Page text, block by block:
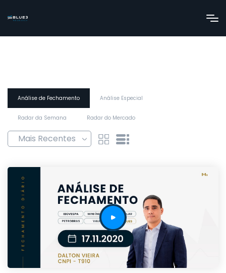
Análise de Fechamento Análise Especial
Radar da Semana Radar do Mercado